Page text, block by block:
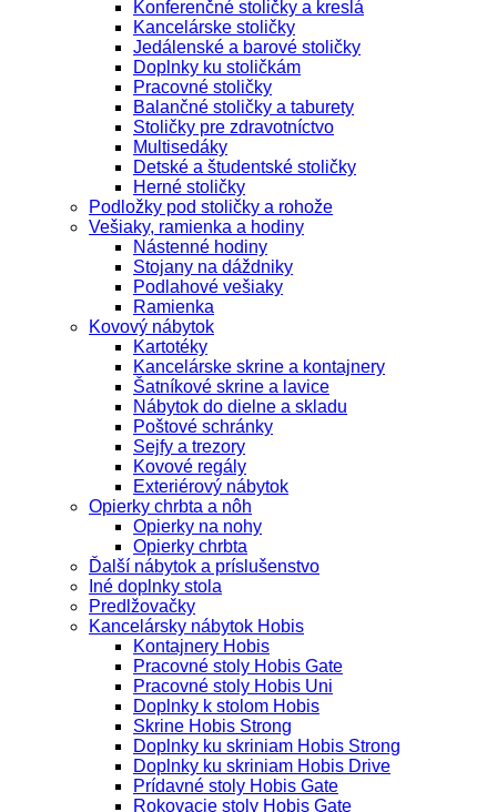
Konferenčné stoličky a kreslá
Kancelárske stoličky
Jedálenské a barové stoličky
Doplnky ku stoličkám
Pracovné stoličky
Balančné stoličky a taburety
Stoličky pre zdravotníctvo
Multisedáky
Detské a študentské stoličky
Herné stoličky
Podložky pod stoličky a rohože
Vešiaky, ramienka a hodiny
Nástenné hodiny
Stojany na dáždniky
Podlahové vešiaky
Ramienka
Kovový nábytok
Kartotéky
Kancelárske skrine a kontajnery
Šatníkové skrine a lavice
Nábytok do dielne a skladu
Poštové schránky
Sejfy a trezory
Kovové regály
Exteriérový nábytok
Opierky chrbta a nôh
Opierky na nohy
Opierky chrbta
Ďalší nábytok a príslušenstvo
Iné doplnky stola
Predlžovačky
Kancelársky nábytok Hobis
Kontajnery Hobis
Pracovné stoly Hobis Gate
Pracovné stoly Hobis Uni
Doplnky k stolom Hobis
Skrine Hobis Strong
Doplnky ku skriniam Hobis Strong
Doplnky ku skriniam Hobis Drive
Prídavné stoly Hobis Gate
Rokovacie stoly Hobis Gate